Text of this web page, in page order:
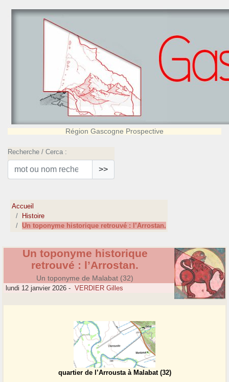
Région Gascogne Prospective
Recherche / Cerca :
>>
Accueil
Histoire
Un toponyme historique retrouvé : l’Arrostan.
Un toponyme historique
retrouvé : l’Arrostan.
Un toponyme de Malabat (32)
lundi 12 janvier 2026 - VERDIER Gilles
quartier de l’Arrousta à Malabat (32)